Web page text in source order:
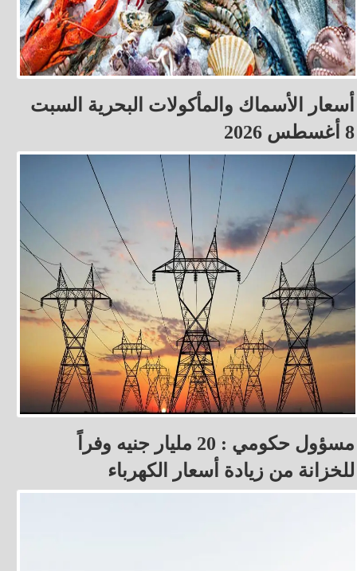
أسعار الأسماك والمأكولات البحرية السبت
8 أغسطس 2026
مسؤول حكومي : 20 مليار جنيه وفراً
للخزانة من زيادة أسعار الكهرباء